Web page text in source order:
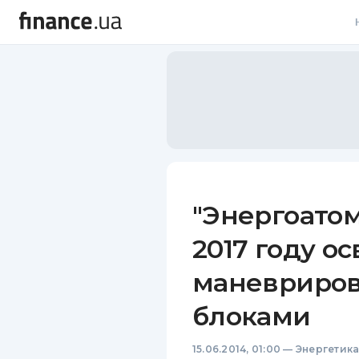
2017 году
блоками
15.06.2014, 01:00 — Энергетика